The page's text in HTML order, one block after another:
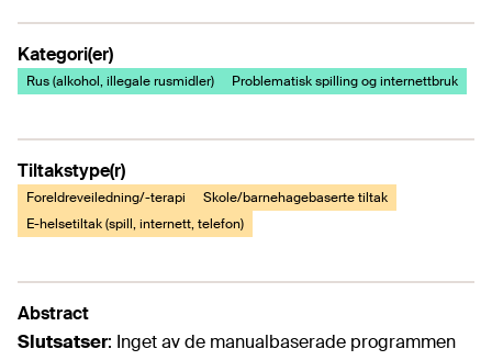
Kategori(er)
Rus (alkohol, illegale rusmidler) Problematisk spilling og internettbruk
Tiltakstype(r)
Foreldreveiledning/-terapi
Skole/barnehagebaserte tiltak
E-helsetiltak (spill, internett, telefon)
Abstract
Slutsatser: Inget av de manualbaserade programmen